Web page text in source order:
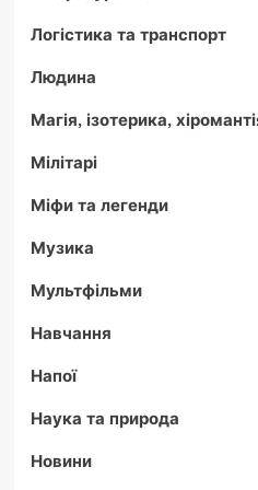
Логістика та транспорт
Людина
Магія, ізотерика,
Мілітарі
Міфи та легенди
Музика
Мультфільми
Навчання
Напої
Наука та природа
Новини